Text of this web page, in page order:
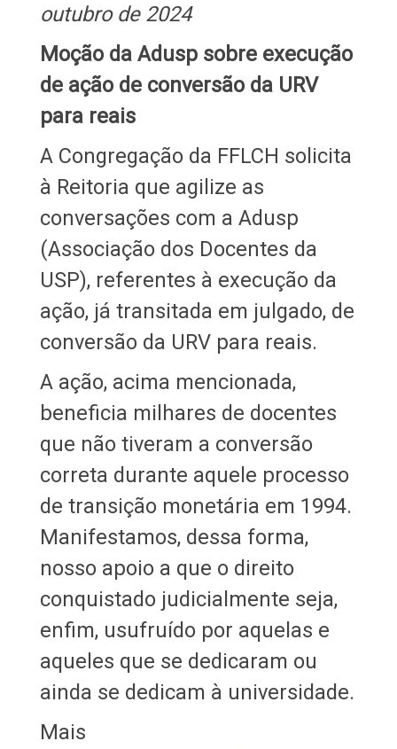
outubro de 2024
Moção da Adusp sobre execução
de ação de conversão da URV
para reais
A Congregação da FFLCH solicita
à Reitoria que agilize as
conversações com a Adusp
(Associação dos Docentes da
USP), referentes à execução da
ação, já transitada em julgado, de
conversão da URV para reais.
A ação, acima mencionada,
beneficia milhares de docentes
que não tiveram a conversão
correta durante aquele processo
de transição monetária em 1994.
Manifestamos, dessa forma,
nosso apoio a que o direito
conquistado judicialmente seja,
enfim, usufruído por aquelas e
aqueles que se dedicaram ou
ainda se dedicam à universidade.
Mais